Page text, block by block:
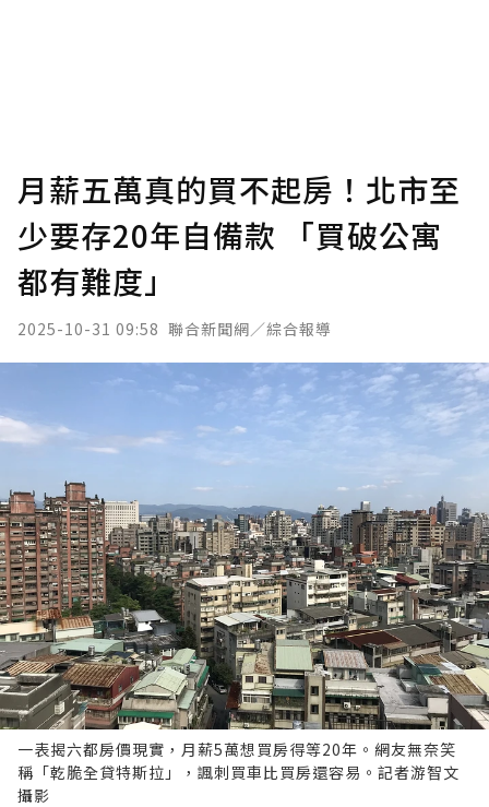
月薪五萬真的買不起房！北市至
少要存20年自備款 「買破公寓
都有難度」
2025-10-31 09:58 聯合新聞網／綜合報導
一表揭六都房價現實，月薪5萬想買房得等20年。網友無奈笑
稱「乾脆全貸特斯拉」，諷刺買車比買房還容易。記者游智文
攝影